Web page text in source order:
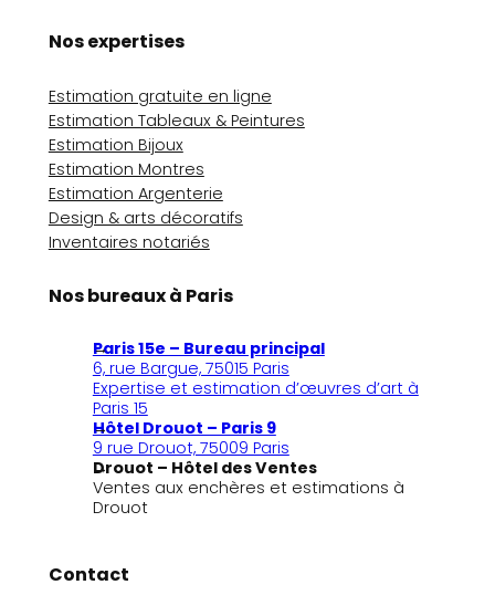
Nos expertises
Estimation gratuite en ligne
Estimation Tableaux & Peintures
Estimation Bijoux
Estimation Montres
Estimation Argenterie
Design & arts décoratifs
Inventaires notariés
Nos bureaux à Paris
Paris 15e – Bureau principal
6, rue Bargue, 75015 Paris
Expertise et estimation d’œuvres d’art à
Paris 15
Hôtel Drouot – Paris 9
9 rue Drouot, 75009 Paris
Drouot – Hôtel des Ventes
Ventes aux enchères et estimations à
Drouot
Contact